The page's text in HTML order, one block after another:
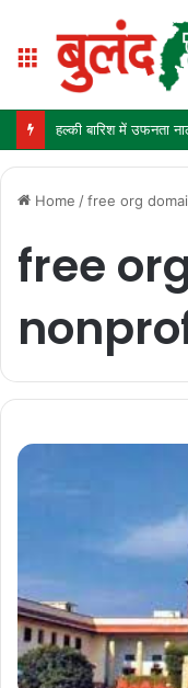
Menu
Home /free org
free